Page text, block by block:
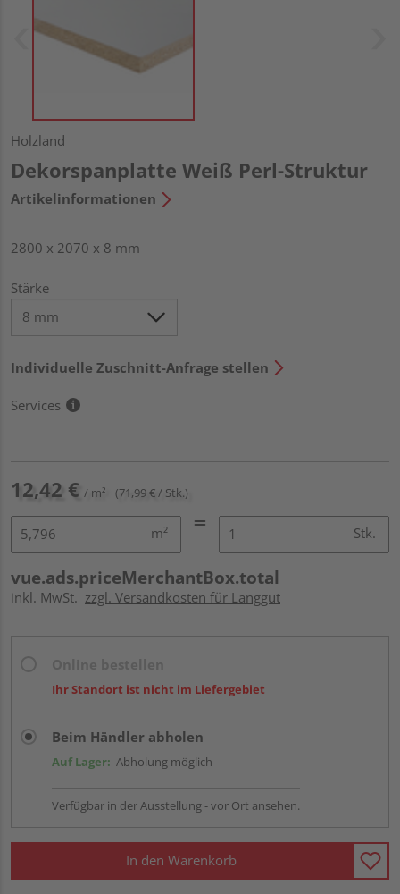
Holzland
Dekorspanplatte Weiß Perl-Struktur
Artikelinformationen
2800 x 2070 x 8 mm
Stärke
Individuelle Zuschnitt-Anfrage stellen
Services
12,42 € / m² (71,99 € / Stk.)
m² Stk.
vue.ads.priceMerchantBox.total
inkl. MwSt. zzgl. Versandkosten für Langgut
Ihr Standort ist nicht im Liefergebiet
Beim Händler abholen
Auf Lager: Abholung möglich
Verfügbar in der Ausstellung - vor Ort ansehen.
In den Warenkorb